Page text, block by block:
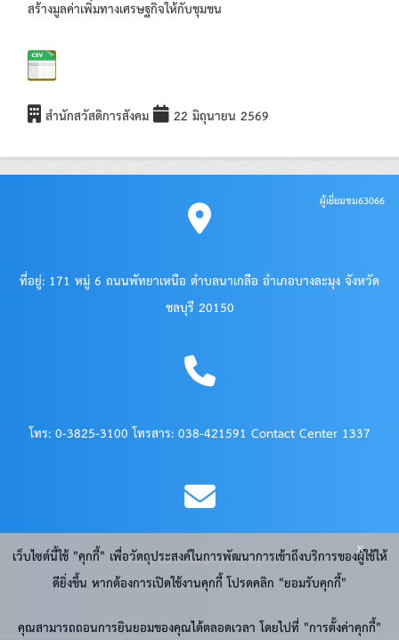
สร้างมูลค่าเพิ่มทางเศรษฐกิจให้กับชุมชน
สำนักสวัสดิการสังคม 22 มิถุนายน 2569
ผู้เยี่ยมชม63066
ที่อยู่: 171 หมู่ 6 ถนนพัทยาเหนือ ตำบลนาเกลือ อำเภอบางละมุง จังหวัด
ชลบุรี 20150
โทร: 0-3825-3100 โทรสาร: 038-421591 Contact Center 1337
e-Mail: saraban@pattaya.go.th
เว็บไซต์นี้ใช้ "คุกกี้" เพื่อวัตถุประสงค์ในการพัฒนาการเข้าถึงบริการของผู้ใช้ให้
ดียิ่งขึ้น หากต้องการเปิดใช้งานคุกกี้ โปรดคลิก "ยอมรับคุกกี้"
คุณสามารถถอนการยินยอมของคุณได้ตลอดเวลา โดยไปที่ "การตั้งค่าคุกกี้"
x